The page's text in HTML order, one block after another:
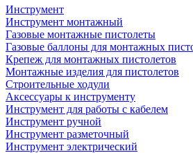
Инструмент
Инструмент монтажный
Газовые монтажные пистолеты
Газовые баллоны для монтажных
Крепеж для монтажных пистолетов
Монтажные изделия для пистолетов
Строительные ходули
Аксессуары к инструменту
Инструмент для работы с кабелем
Инструмент ручной
Инструмент разметочный
Инструмент электрический